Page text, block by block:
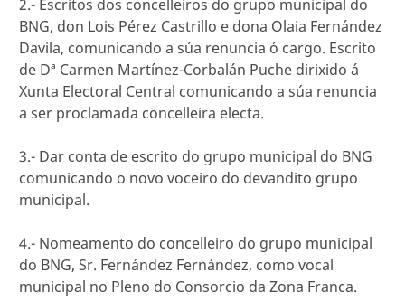
2.- Escritos dos concelleiros do grupo municipal do
BNG, don Lois Pérez Castrillo e dona Olaia Fernández
Davila, comunicando a súa renuncia ó cargo. Escrito
de Dª Carmen Martínez-Corbalán Puche dirixido á
Xunta Electoral Central comunicando a súa renuncia
a ser proclamada concelleira electa.
3.- Dar conta de escrito do grupo municipal do BNG
comunicando o novo voceiro do devandito grupo
municipal.
4.- Nomeamento do concelleiro do grupo municipal
do BNG, Sr. Fernández Fernández, como vocal
municipal no Pleno do Consorcio da Zona Franca.